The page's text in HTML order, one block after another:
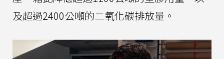
及超過2400公噸的二氧化碳排放量。